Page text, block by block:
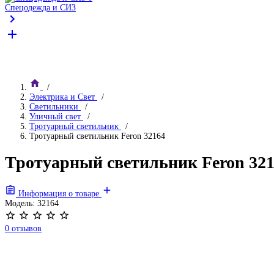
Спецодежда и СИЗ
Электрика и Свет
Светильники
Уличный свет
Тротуарный светильник
Тротуарный светильник Feron 32164
Тротуарный светильник Feron
Информация о товаре
Модель: 32164
0 отзывов